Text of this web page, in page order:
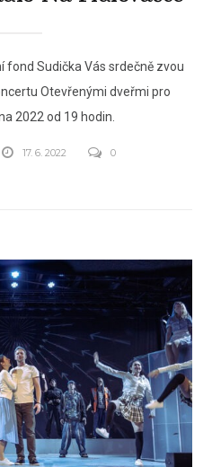
fond Sudička Vás srdečně zvou
Otevřenými dveřmi pro
2022 od 19 hodin.
17. 6. 2022 0